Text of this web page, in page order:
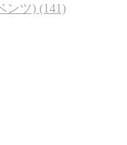
ンツ) (141)